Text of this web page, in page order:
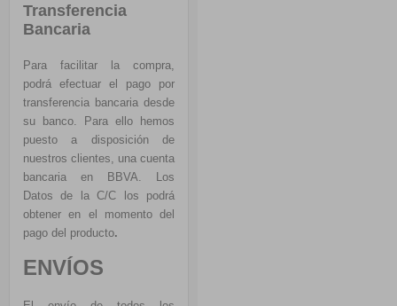
Transferencia
Bancaria
Para facilitar la compra,
podrá efectuar el pago por
transferencia bancaria desde
su banco. Para ello hemos
puesto a disposición de
nuestros clientes, una cuenta
bancaria en BBVA. Los
Datos de la C/C los podrá
obtener en el momento del
pago del producto.
ENVÍOS